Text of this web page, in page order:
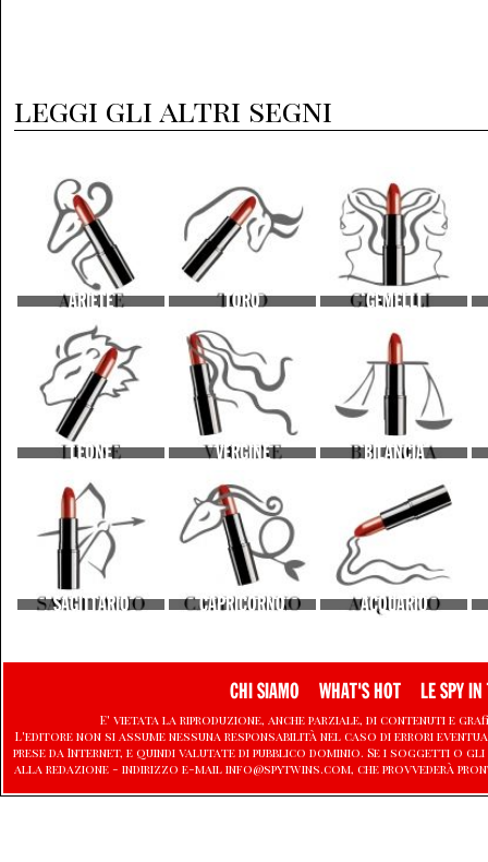
leggi gli altri segni
ARIETE TORO GEMELLI
LEONE VERGINE BILANCIA
SAGITTARIO CAPRICORNO ACQUARIO
CHI SIAMO WHAT'S HOT LE SPY IN
E' vietata la riproduzione, anche parziale, di contenuti e
L'editore non si assume nessuna responsabilità nel caso di errori
prese da Internet, e quindi valutate di pubblico dominio. Se i soggetti
alla redazione - indirizzo e-mail info@spytwins.com, che provvederà